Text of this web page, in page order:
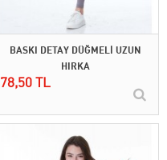
BASKI DETAY DÜĞMELİ UZUN
HIRKA
78,50 TL